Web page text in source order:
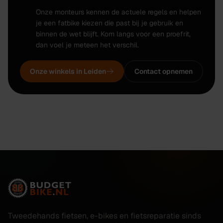
Onze monteurs kennen de actuele regels en helpen
je een fatbike kiezen die past bij je gebruik en
binnen de wet blijft. Kom langs voor een proefrit,
dan voel je meteen het verschil.
Onze winkels in Leiden Contact opnemen
Tweedehands fietsen, e-bikes en fietsreparatie sinds